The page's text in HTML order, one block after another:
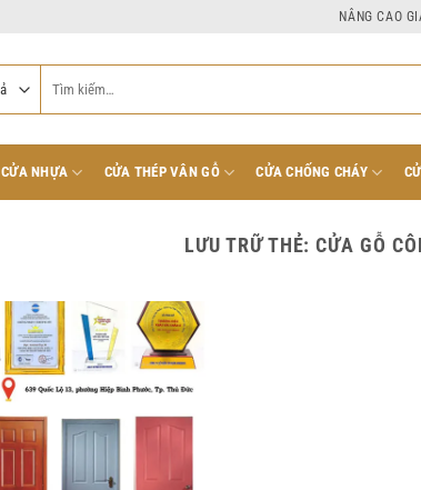
NÂNG CAO
kiếm:
CỬA NHỰA CỬA THÉP VÂN GỖ CỬA CHỐNG CHÁY
LƯU TRỮ THẺ:CỬA GỖ